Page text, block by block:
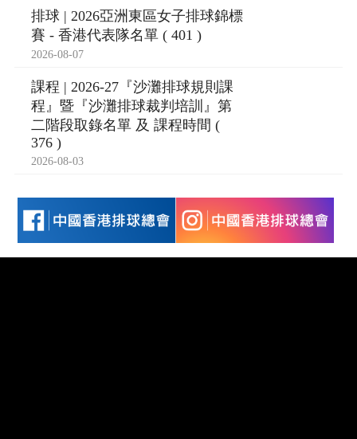
排球 | 2026亞洲東區女子排球錦標
賽 - 香港代表隊名單 ( 401 )
2026-08-07
課程 | 2026-27『沙灘排球規則課
程』暨『沙灘排球裁判培訓』第
二階段取錄名單 及 課程時間 (
376 )
2026-08-03